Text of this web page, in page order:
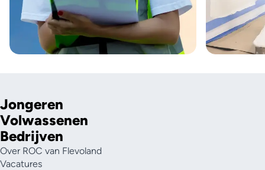
Jongeren
Volwassenen
Bedrijven
Over ROC van Flevoland
Vacatures